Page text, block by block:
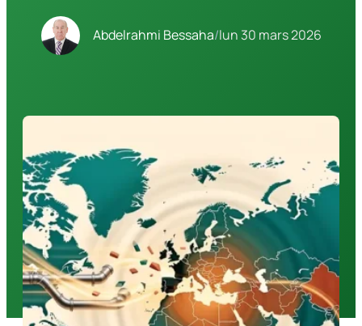
Abdelrahmi Bessaha/lun 30 mars 2026